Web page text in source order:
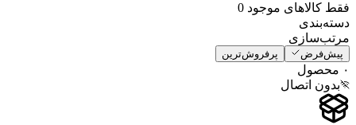
فقط کالاهای موجود 0
دسته‌بندی
مرتب‌سازی
پیش‌فرض پرفروش‌ترین
۰ محصول
بدون اتصال